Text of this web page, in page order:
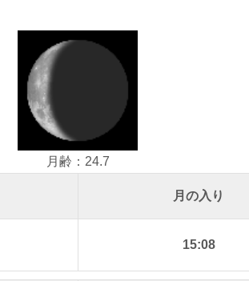
月齢：24.7
月の入り
15:08